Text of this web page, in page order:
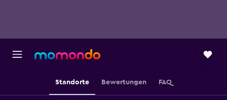
Standorte Bewertungen FAQ